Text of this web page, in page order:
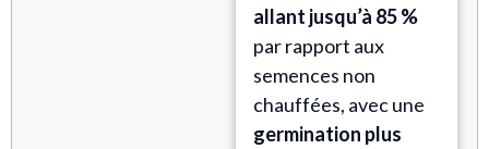
allant jusqu’à 85 %
par rapport aux
semences non
chauffées, avec une
germination plus